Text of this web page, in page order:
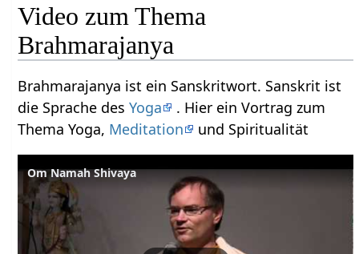
Video zum Thema
Brahmarajanya
Brahmarajanya ist ein Sanskritwort. Sanskrit ist
die Sprache desYoga
. Hier ein Vortrag zum
Thema Yoga, Meditation und Spiritualität
Om Namah Shivaya